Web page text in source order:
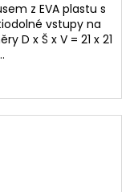
z EVA plastu s
vstupy na
D x Š x V = 21 x 21